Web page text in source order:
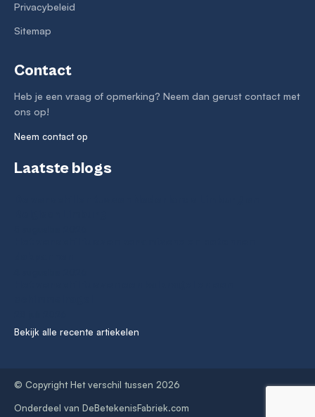
Privacybeleid
Sitemap
Contact
Heb je een vraag of opmerking? Neem dan gerust contact met
ons op!
Neem contact op
Laatste blogs
Bekijk alle recente artiekelen
© Copyright Het verschil tussen 2026
Onderdeel van DeBetekenisFabriek.com